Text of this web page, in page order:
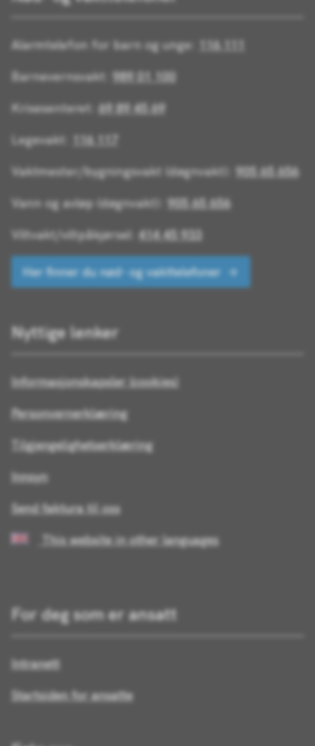
Alarmtelefon for barn og unge:
116 111
Barnevernsvakt: 989 01 100
Krisesenteret: 69 89 45 69
Legevakt:
116 117
Vaktmester/bygningsvakt (døgnvakt): 905 65 656
Vann og avløp (døgnvakt): 905 65 656
Viltvakt/viltpåkjørsel: 414 45 933
Her finner du nød- og vakttelefoner
Nyttige lenker
Informasjonskapsler (cookies)
Personvernerklæring
Tilgjengelighetserklæring
Innsyn
Send faktura til oss
This website in other languages
For deg som er ansatt
Intranett
Startsiden for ansatte